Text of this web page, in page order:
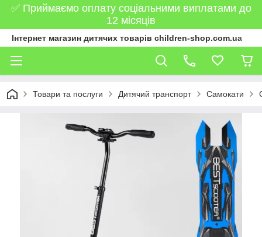
✅ Приймаємо оплату соціальними виплатами до
12 місяців
Інтернет магазин дитячих товарів children-shop.com.ua
Товари та послуги Дитячий транспорт Самокати